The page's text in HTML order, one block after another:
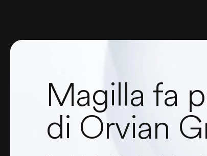
Magilla fa
di Orvian